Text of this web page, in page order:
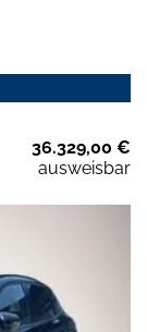
36.329,00 €
ausweisbar